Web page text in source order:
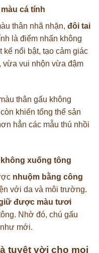
cá tính
thân nhã nhặn, đôi tai
là điểm nhấn không
nổi bật, tạo cảm giác
vừa vui nhộn vừa đậm
thân gấu không
khiến tổng thể sản
hẳn các mẫu thú nhồi
không xuống tông
nhuộm bằng công
với da và môi trường.
được màu tươi
Nhờ đó, chú gấu
mới.
tuyệt vời cho mọi